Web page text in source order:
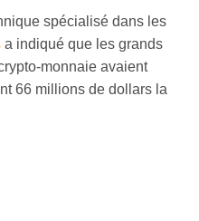
spécialisé dans les
a indiqué que les grands
monnaie avaient
66 millions de dollars la